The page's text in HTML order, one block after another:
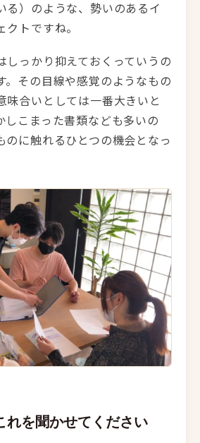
る）のような、勢いのあるイ
クトですね。
しっかり抑えておくっていうの
。その目線や感覚のようなもの
味合いとしては一番大きいと
しこまった書類なども多いの
のに触れるひとつの機会となっ
れを聞かせてください